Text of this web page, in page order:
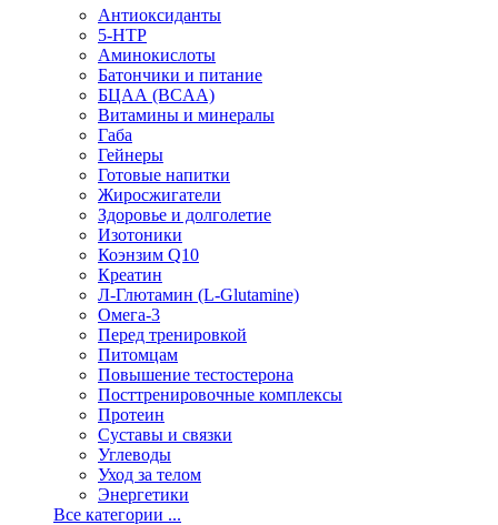
Антиоксиданты
5-HTP
Аминокислоты
Батончики и питание
БЦАА (BCAA)
Витамины и минералы
Габа
Гейнеры
Готовые напитки
Жиросжигатели
Здоровье и долголетие
Изотоники
Коэнзим Q10
Креатин
Л-Глютамин (L-Glutamine)
Омега-3
Перед тренировкой
Питомцам
Повышение тестостерона
Посттренировочные комплексы
Протеин
Суставы и связки
Углеводы
Уход за телом
Энергетики
Все категории ...